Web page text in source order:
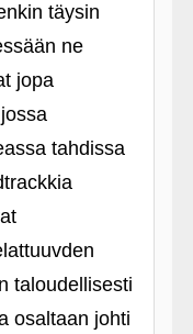
täysin
ne
jopa
tahdissa
taloudellisesti
osaltaan johti